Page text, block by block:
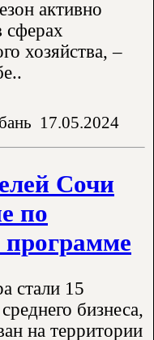
активно
сферах
хозяйства, –
17.05.2024
Сочи
по
программе
стали 15
бизнеса,
на территории